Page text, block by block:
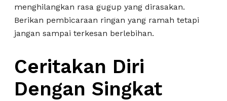
menghilangkan rasa gugup yang dirasakan.
Berikan pembicaraan ringan yang ramah tetapi
jangan sampai terkesan berlebihan.
Ceritakan Diri
Dengan Singkat